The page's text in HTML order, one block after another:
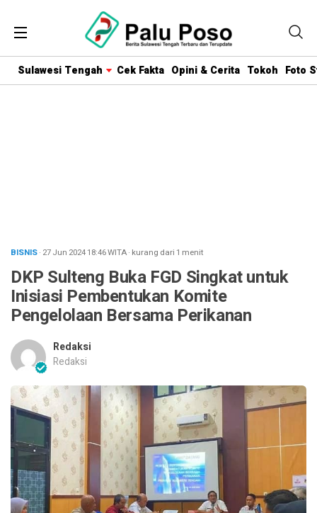
Sulawesi Tengah Cek Fakta Opini & Cerita Tokoh Foto
BISNIS· 27 Jun 202418:46WITA· kurang dari 1 menit
DKP Sulteng Buka FGD Singkat untuk
Inisiasi Pembentukan Komite
Pengelolaan Bersama Perikanan
Redaksi
Redaksi